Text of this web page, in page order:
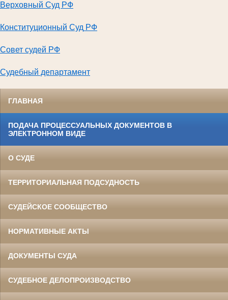
Верховный Суд РФ
Конституционный Суд РФ
Совет судей РФ
Судебный департамент
ГЛАВНАЯ
ПОДАЧА ПРОЦЕССУАЛЬНЫХ ДОКУМЕНТОВ В
ЭЛЕКТРОННОМ ВИДЕ
О СУДЕ
ТЕРРИТОРИАЛЬНАЯ ПОДСУДНОСТЬ
СУДЕЙСКОЕ СООБЩЕСТВО
НОРМАТИВНЫЕ АКТЫ
ДОКУМЕНТЫ СУДА
СУДЕБНОЕ ДЕЛОПРОИЗВОДСТВО